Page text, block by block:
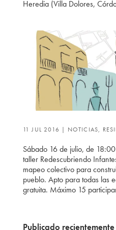
Heredia (Villa Dolores,
11 JUL 2016 | NOTICIAS,
Sábado 16 de julio, de
taller Redescubriendo
mapeo colectivo para
pueblo. Apto para todas las
gratuita. Máximo 15
Publicado recientemente